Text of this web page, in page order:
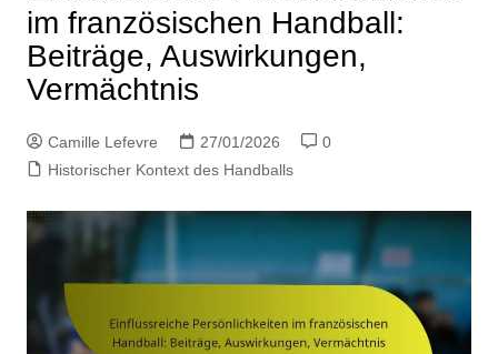
im französischen Handball:
Beiträge, Auswirkungen,
Vermächtnis
Camille Lefevre 27/01/2026
0
Historischer Kontext des Handballs